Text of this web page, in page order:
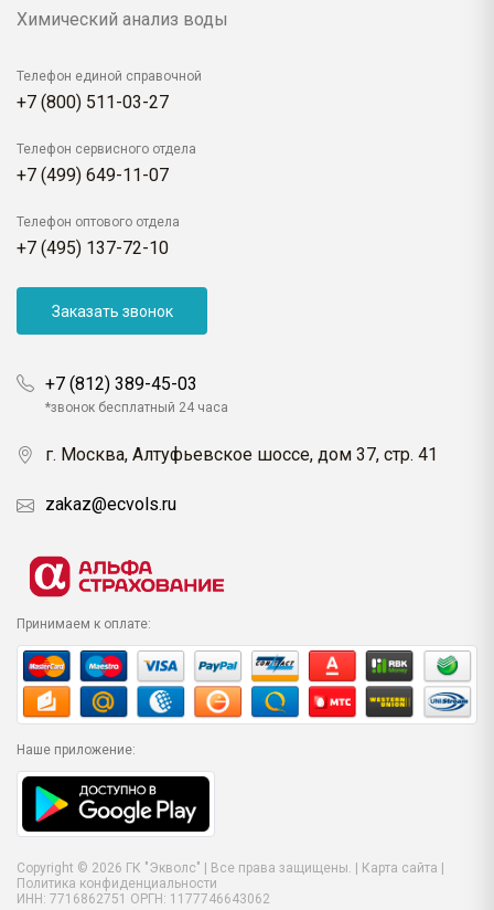
Химический анализ воды
Телефон единой справочной
+7 (800) 511-03-27
Телефон сервисного отдела
+7 (499) 649-11-07
Телефон оптового отдела
+7 (495) 137-72-10
Заказать звонок
+7 (812) 389-45-03
*звонок бесплатный 24 часа
г. Москва, Алтуфьевское шоссе, дом 37, стр. 41
zakaz@ecvols.ru
Принимаем к оплате:
Наше приложение:
Copyright © 2026 ГК "Экволс" | Все права защищены. | Карта сайта
Политика конфиденциальности
ИНН: 7716862751 ОРГН: 1177746643062